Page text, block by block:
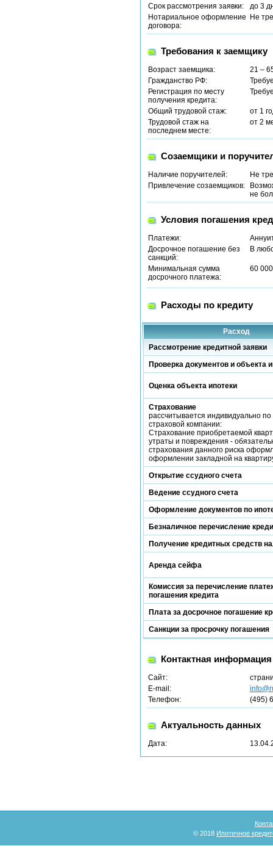
Срок рассмотрения заявки:
до 3
Нотариальное оформление
договора:
Не
Требования к заемщику
Возраст заемщика:
21 –
Гражданство РФ:
Регистрация по месту
получения кредита:
Общий трудовой стаж:
от 1
Трудовой стаж на
последнем месте:
от 2
Созаемщики и
Наличие поручителей:
Не
Привлечение созаемщиков:
не
Условия погашения
Платежи:
Досрочное погашение без
санкций:
В
Минимальная сумма
досрочного платежа:
60
Расходы по кредиту
Расход
Рассмотрение кредитной заявки
Проверка документов и объекта
Оценка объекта ипотеки
Страхование
рассчитывается индивидуально
страховой компании:
Страхование приобретаемой
утраты и повреждения -
страхования данного риска
оформлении закладной на
Открытие ссудного счета
Ведение ссудного счета
Оформление документов по
Безналичное перечисление
Получение кредитных средств
Аренда сейфа
Комиссия за перечисление
погашения кредита
Плата за досрочное погашение
Санкции за просрочку погашения
Контактная информация
Сайт:
E-mail:
Телефон:
(495)
Актуальность данных
Дата:
© 2018 Ипотечное